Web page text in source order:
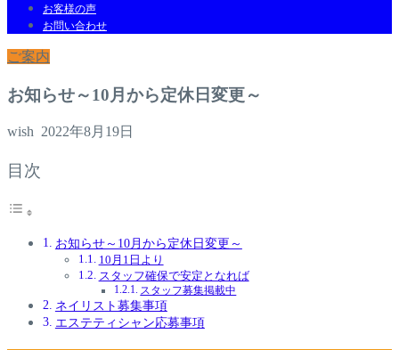
お客様の声
お問い合わせ
ご案内
お知らせ～10月から定休日変更～
wish 2022年8月19日
目次
お知らせ～10月から定休日変更～
10月1日より
スタッフ確保で安定となれば
スタッフ募集掲載中
ネイリスト募集事項
エステティシャン応募事項